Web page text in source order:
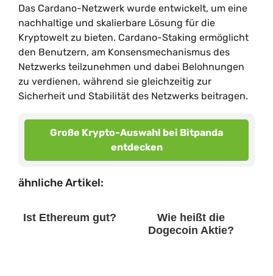
Das Cardano-Netzwerk wurde entwickelt, um eine
nachhaltige und skalierbare Lösung für die
Kryptowelt zu bieten. Cardano-Staking ermöglicht
den Benutzern, am Konsensmechanismus des
Netzwerks teilzunehmen und dabei Belohnungen
zu verdienen, während sie gleichzeitig zur
Sicherheit und Stabilität des Netzwerks beitragen.
Große Krypto-Auswahl bei Bitpanda
entdecken
ähnliche Artikel:
Ist Ethereum gut?
Wie heißt die
Dogecoin Aktie?